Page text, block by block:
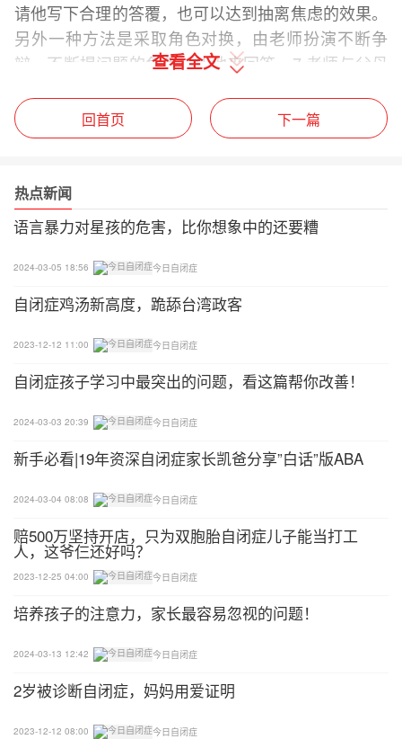
请他写下合理的答覆，也可以达到抽离焦虑的效果。
另外一种方法是采取角色对换，由老师扮演不断争
辩、不断提问题的角色，让他来回答。7.老师与父母
是十分重要的。
在教育教学中，老师和家长应根据每一位自闭症孩子
的身心特点，采取相应的训练方法，努力提高他们的
帮助他们走出封闭的空间，迈入新的环境中，接纳新
的生活。
查看全文
回首页 下一篇
热点新闻
语言暴力对星孩的危害，比你想象中的还要糟
2024-03-05 18:56 今日自闭症
自闭症鸡汤新高度，跪舔台湾政客
2023-12-12 11:00 今日自闭症
自闭症孩子学习中最突出的问题，看这篇帮你改善！
2024-03-03 20:39 今日自闭症
新手必看|19年资深自闭症家长凯爸分享”白话”版ABA
2024-03-04 08:08 今日自闭症
赔500万坚持开店，只为双胞胎自闭症儿子能当打工
人，这爷仨还好吗？
2023-12-25 04:00 今日自闭症
培养孩子的注意力，家长最容易忽视的问题！
2024-03-13 12:42 今日自闭症
2岁被诊断自闭症，妈妈用爱证明
2023-12-12 08:00 今日自闭症